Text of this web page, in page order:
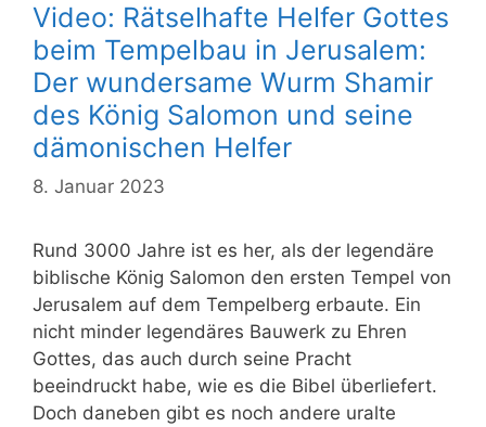
Video: Rätselhafte Helfer Gottes
beim Tempelbau in Jerusalem:
Der wundersame Wurm Shamir
des König Salomon und seine
dämonischen Helfer
8. Januar 2023
Rund 3000 Jahre ist es her, als der legendäre
biblische König Salomon den ersten Tempel von
Jerusalem auf dem Tempelberg erbaute. Ein
nicht minder legendäres Bauwerk zu Ehren
Gottes, das auch durch seine Pracht
beeindruckt habe, wie es die Bibel überliefert.
Doch daneben gibt es noch andere uralte